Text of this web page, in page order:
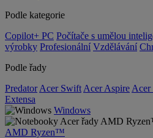
Podle kategorie
Copilot+ PC Počítače s umělou
výrobky Profesionální Vzdělávání
Podle řady
Predator Acer Swift Acer Aspire
Extensa
Windows
AMD Ryzen™